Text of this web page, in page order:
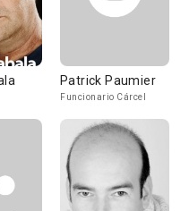
Patrick Paumier
Funcionario Cárcel